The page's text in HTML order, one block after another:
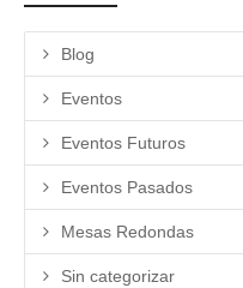
Blog
Eventos
Eventos Futuros
Eventos Pasados
Mesas Redondas
Sin categorizar